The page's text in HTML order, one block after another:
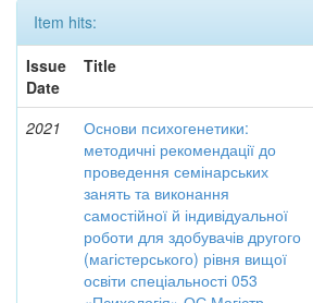
Item hits:
Issue
Date
Title
2021
Основи психогенетики:
методичні рекомендації до
проведення семінарських
занять та виконання
самостійної й індивідуальної
роботи для здобувачів другого
(магістерського) рівня вищої
освіти спеціальності 053